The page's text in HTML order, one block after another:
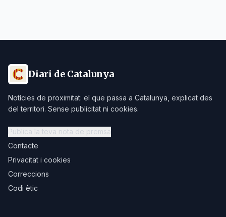
Diari de Catalunya
Notícies de proximitat: el que passa a Catalunya, explicat des
del territori. Sense publicitat ni cookies.
Publica la teva nota de premsa
Contacte
Privacitat i cookies
Correccions
Codi ètic